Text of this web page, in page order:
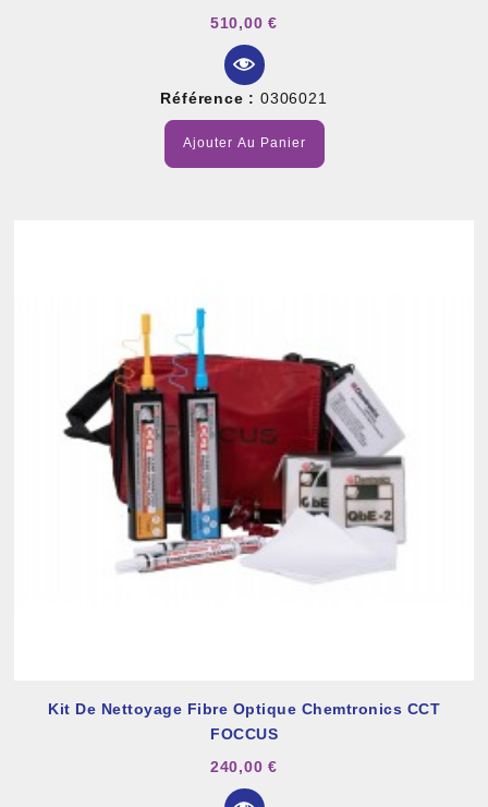
510,00 €
Référence : 0306021
Ajouter Au Panier
Kit De Nettoyage Fibre Optique Chemtronics CCT
FOCCUS
240,00 €